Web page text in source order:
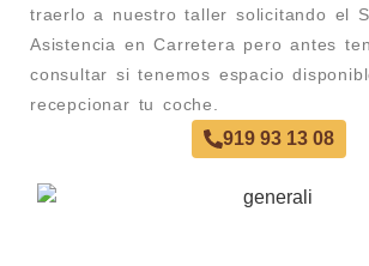
traerlo a nuestro taller solicitando el
Asistencia en Carretera pero antes
consultar si tenemos espacio
recepcionar tu coche.
919 93 13 08